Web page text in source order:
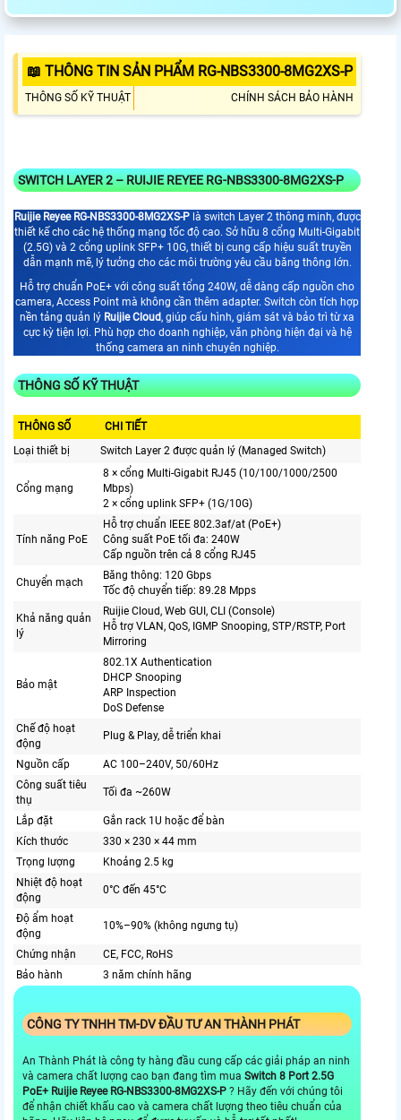
📖 THÔNG TIN SẢN PHẨM RG-NBS3300-8MG2XS-P
THÔNG SỐ KỸ THUẬT CHÍNH SÁCH BẢO HÀNH
SWITCH LAYER 2 – RUIJIE REYEE RG-NBS3300-8MG2XS-P
Ruijie Reyee RG-NBS3300-8MG2XS-Plà switch Layer 2 thông minh, được
thiết kế cho các hệ thống mạng tốc độ cao. Sở hữu 8 cổng Multi-Gigabit
(2.5G) và 2 cổng uplink SFP+ 10G, thiết bị cung cấp hiệu suất truyền
dẫn mạnh mẽ, lý tưởng cho các môi trường yêu cầu băng thông lớn.
Hỗ trợ chuẩn PoE+ với công suất tổng 240W, dễ dàng cấp nguồn cho
camera, Access Point mà không cần thêm adapter. Switch còn tích hợp
nền tảng quản lý Ruijie Cloud, giúp cấu hình, giám sát và bảo trì từ xa
cực kỳ tiện lợi. Phù hợp cho doanh nghiệp, văn phòng hiện đại và hệ
thống camera an ninh chuyên nghiệp.
THÔNG SỐ KỸ THUẬT
THÔNG SỐ
CHI TIẾT
Loại thiết bị
Switch Layer 2 được quản lý (Managed Switch)
Cổng mạng
8 × cổng Multi-Gigabit RJ45 (10/100/1000/2500
Mbps)
2 × cổng uplink SFP+ (1G/10G)
Tính năng PoE
Hỗ trợ chuẩn IEEE 802.3af/at (PoE+)
Công suất PoE tối đa: 240W
Cấp nguồn trên cả 8 cổng RJ45
Chuyển mạch
Băng thông: 120 Gbps
Tốc độ chuyển tiếp: 89.28 Mpps
Khả năng quản
lý
Ruijie Cloud, Web GUI, CLI (Console)
Hỗ trợ VLAN, QoS, IGMP Snooping, STP/RSTP, Port
Mirroring
Bảo mật
802.1X Authentication
DHCP Snooping
ARP Inspection
DoS Defense
Chế độ hoạt
động
Plug & Play, dễ triển khai
Nguồn cấp
AC 100–240V, 50/60Hz
Công suất tiêu
thụ
Tối đa ~260W
Lắp đặt
Gắn rack 1U hoặc để bàn
Kích thước
330 × 230 × 44 mm
Trọng lượng
Khoảng 2.5 kg
Nhiệt độ hoạt
động
0°C đến 45°C
Độ ẩm hoạt
động
10%–90% (không ngưng tụ)
Chứng nhận
CE, FCC, RoHS
Bảo hành
3 năm chính hãng
CÔNG TY TNHH TM-DV ĐẦU TƯ AN THÀNH PHÁT
An Thành Phát là công ty hàng đầu cung cấp các giải pháp an ninh
và camera chất lượng cao bạn đang tìm mua Switch 8 Port 2.5G
PoE+ Ruijie Reyee RG-NBS3300-8MG2XS-P ? Hãy đến với chúng tôi
để nhận chiết khấu cao và camera chất lượng theo tiêu chuẩn của